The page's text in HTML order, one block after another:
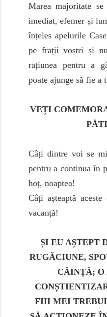
Marea majoritate
imediat, efemer și
înțeles apelurile
pe frații voștri și
rațiunea pentru a
poate ajunge să fie
VEȚI
Câți dintre voi se
pentru a continua în
hoț, noaptea!
Câți așteaptă
vacanță!
ȘI EU AȘTEPT
RUGĂCIUNE,
CĂINȚĂ; O
FIII MEI